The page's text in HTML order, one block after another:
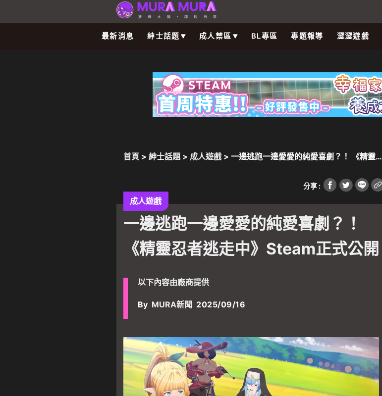
最新消息 紳士話題 成人禁區 BL專區 專題報導 澀澀遊戲
首頁 > 紳士話題> 成人遊戲> 一邊逃跑一邊愛愛的純愛喜劇？！ 《精靈忍
分享 :
成人遊戲
一邊逃跑一邊愛愛的純愛喜劇？！
《精靈忍者逃走中》Steam正式公開
以下內容由廠商提供
By MURA新聞 2025/09/16